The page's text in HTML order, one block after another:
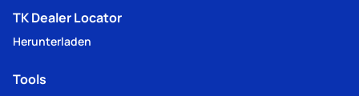
TK Dealer Locator
Herunterladen
Tools